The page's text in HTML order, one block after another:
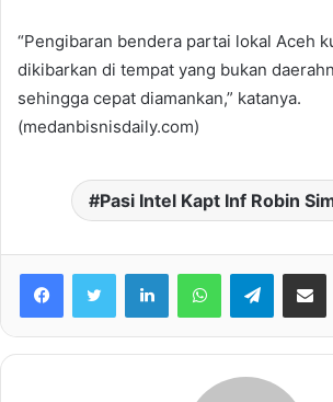
“Pengibaran bendera partai lokal Aceh
dikibarkan di tempat yang bukan
sehingga cepat diamankan,” katanya.
(medanbisnisdaily.com)
Pasi Intel Kapt Inf Robin
Telegram